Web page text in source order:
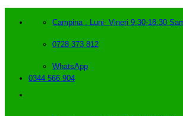
Campina : Luni- Vineri 9:30-18:30
0728 373 812
WhatsApp
0344 566 904